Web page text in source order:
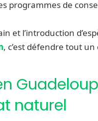
programmes de
et l’introduction
, c’est défendre tout
naturel